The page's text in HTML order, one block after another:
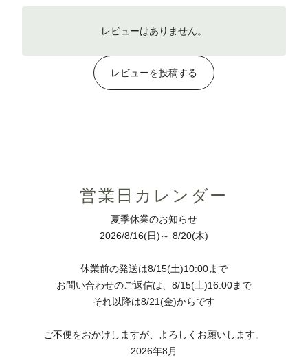
レビューはありません。
レビューを投稿する
営業日カレンダー
夏季休業のお知らせ
2026/8/16(日)～ 8/20(木)
休業前の発送は8/15(土)10:00まで
お問い合わせのご返信は、8/15(土)16:00まで
それ以降は8/21(金)からです
ご不便をおかけしますが、よろしくお願いします。
2026年8月